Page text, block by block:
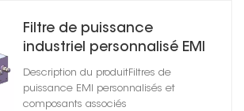
Filtre de puissance
industriel personnalisé EMI
pour lampe torche
AC220V/250V 3,5MA
HD3A44050R0M(A)
Description du produitFiltres de
puissance EMI personnalisés et
composants associés